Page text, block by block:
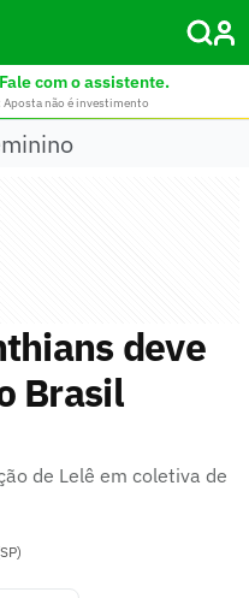
Fale com o assistente.
não é investimento
deve
Brasil
de Lelê em coletiva de